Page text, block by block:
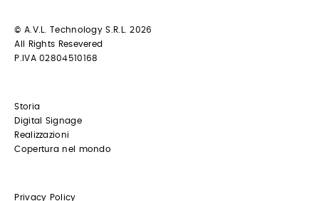
© A.V.L. Technology S.R.L. 2026
All Rights Resevered
P.IVA 02804510168
Storia
Digital Signage
Realizzazioni
Copertura nel mondo
Privacy Policy